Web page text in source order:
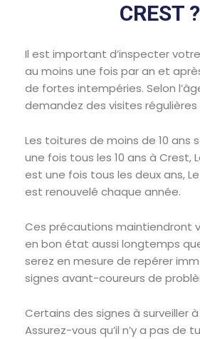
CREST ?
Il est important d’inspecter
au moins une fois par an et
de fortes intempéries. Selon
demandez des visites régulières
Les toitures de moins de 10 ans
une fois tous les 10 ans à Crest,
est une fois tous les deux ans,
est renouvelé chaque année.
Ces précautions maintiendront
en bon état aussi longtemps
serez en mesure de repérer
signes avant-coureurs de
Certains des signes à surveiller
Assurez-vous qu’il n’y a pas de